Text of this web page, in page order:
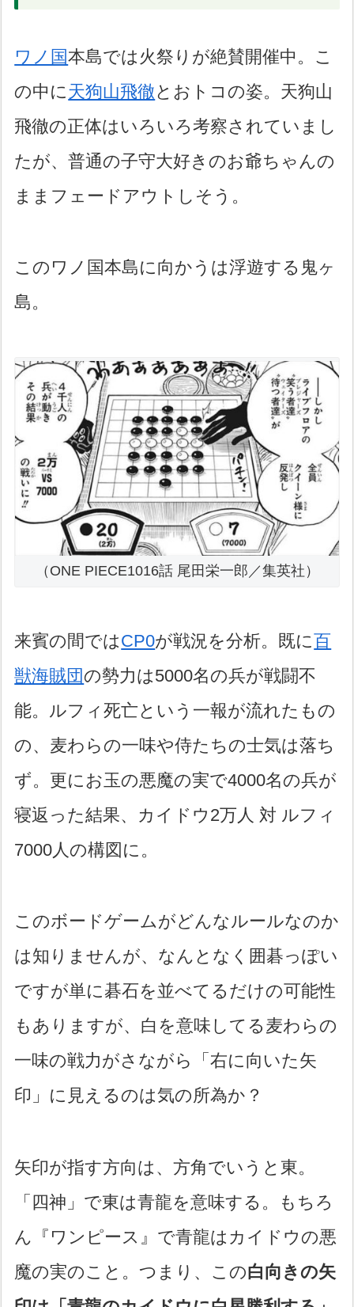
ワノ国本島では火祭りが絶賛開催中。こ
の中に天狗山飛徹とおトコの姿。天狗山
飛徹の正体はいろいろ考察されていまし
たが、普通の子守大好きのお爺ちゃんの
ままフェードアウトしそう。
このワノ国本島に向かうは浮遊する鬼ヶ
島。
（ONE PIECE1016話 尾田栄一郎／集英社）
来賓の間ではCP0が戦況を分析。既に百
獣海賊団の勢力は5000名の兵が戦闘不
能。ルフィ死亡という一報が流れたもの
の、麦わらの一味や侍たちの士気は落ち
ず。更にお玉の悪魔の実で4000名の兵が
寝返った結果、カイドウ2万人 対 ルフィ
7000人の構図に。
このボードゲームがどんなルールなのか
は知りませんが、なんとなく囲碁っぽい
ですが単に碁石を並べてるだけの可能性
もありますが、白を意味してる麦わらの
一味の戦力がさながら「右に向いた矢
印」に見えるのは気の所為か？
矢印が指す方向は、方角でいうと東。
「四神」で東は青龍を意味する。もちろ
ん『ワンピース』で青龍はカイドウの悪
魔の実のこと。つまり、この白向きの矢